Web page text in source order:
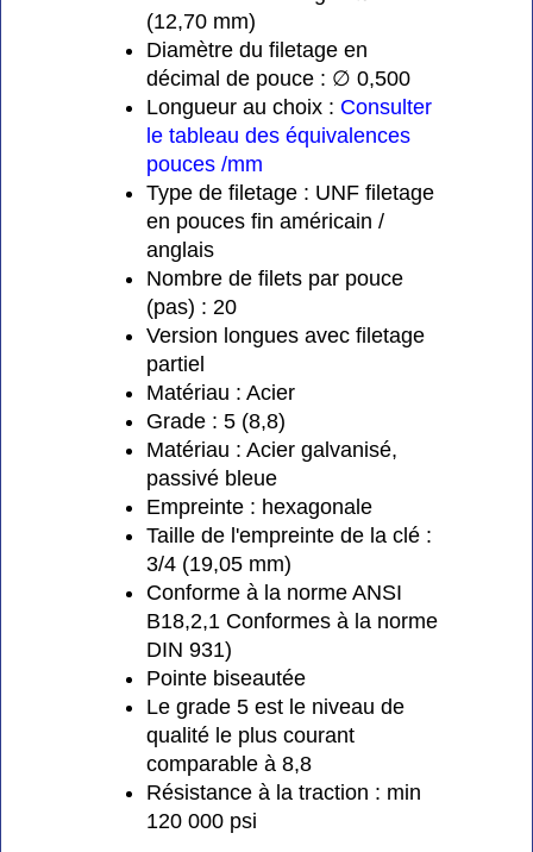
(12,70 mm)
Diamètre du filetage en
décimal de pouce : ∅ 0,500
Longueur au choix : Consulter
le tableau des équivalences
pouces /mm
Type de filetage : UNF filetage
en pouces fin américain /
anglais
Nombre de filets par pouce
(pas) : 20
Version longues avec filetage
partiel
Matériau : Acier
Grade : 5 (8,8)
Matériau : Acier galvanisé,
passivé bleue
Empreinte : hexagonale
Taille de l'empreinte de la clé :
3/4 (19,05 mm)
Conforme à la norme ANSI
B18,2,1 Conformes à la norme
DIN 931)
Pointe biseautée
Le grade 5 est le niveau de
qualité le plus courant
comparable à 8,8
Résistance à la traction : min
120 000 psi